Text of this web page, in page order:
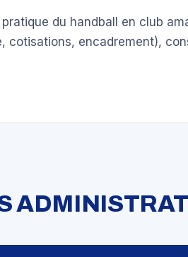
du handball en club
cotisations, encadrement),